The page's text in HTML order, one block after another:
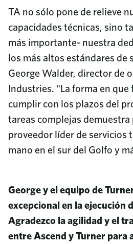
TA no sólo pone de relieve
capacidades técnicas, sino
más importante- nuestra
los más altos estándares de
George Walder, director de
Industries. "La forma en que
cumplir con los plazos del
tareas complejas demuestra
proveedor líder de servicios
mano en el sur del Golfo y
George y el equipo de
excepcional en la ejecución
Agradezco la agilidad y el
entre Ascend y Turner para